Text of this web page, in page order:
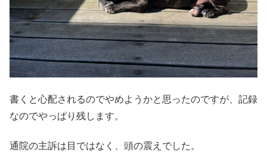
書くと心配されるのでやめようかと思ったのですが、記録
なのでやっぱり残します。
通院の主訴は目ではなく、頭の震えでした。